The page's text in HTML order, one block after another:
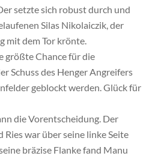
setzte sich robust durch und
Silas Nikolaiczik, der
mit dem Tor krönte.
größte Chance für die
Schuss des Henger Angreifers
geblockt werden. Glück für
die Vorentscheidung. Der
war über seine linke Seite
bräzise Flanke fand Manu